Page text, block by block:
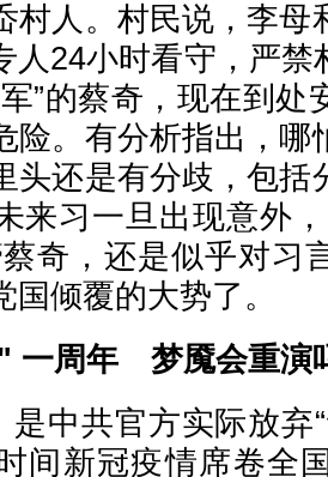
村人。村民说，李母
人24小时看守，严禁
”的蔡奇，现在到处
险。有分析指出，哪
头还是有分歧，包括
来习一旦出现意外
奇，还是似乎对习
倾覆的大势了。
一周年 梦魇会重演
共官方实际放弃“
间新冠疫情席卷全